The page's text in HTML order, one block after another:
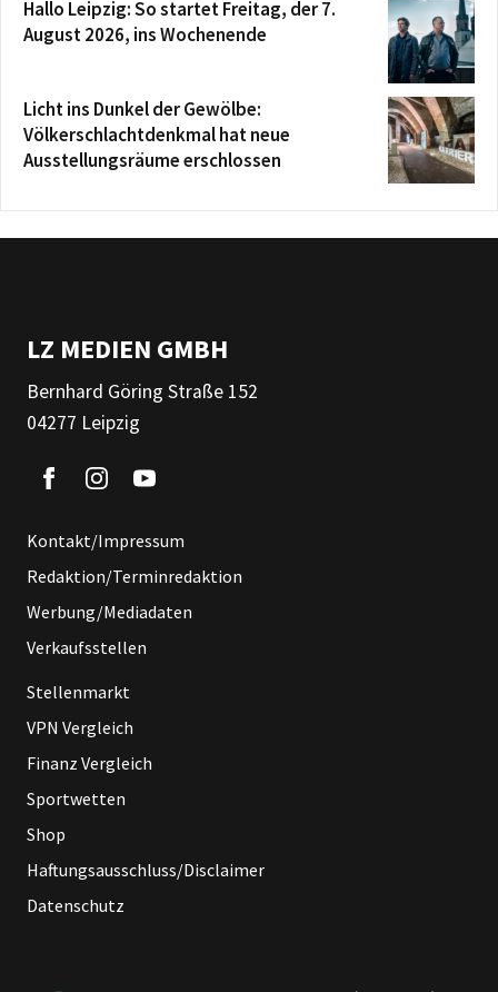
Hallo Leipzig: So startet Freitag, der 7.
August 2026, ins Wochenende
Licht ins Dunkel der Gewölbe:
Völkerschlachtdenkmal hat neue
Ausstellungsräume erschlossen
LZ MEDIEN GMBH
Bernhard Göring Straße 152
04277 Leipzig
Kontakt/Impressum
Redaktion/Terminredaktion
Werbung/Mediadaten
Verkaufsstellen
Stellenmarkt
VPN Vergleich
Finanz Vergleich
Sportwetten
Shop
Haftungsausschluss/Disclaimer
Datenschutz